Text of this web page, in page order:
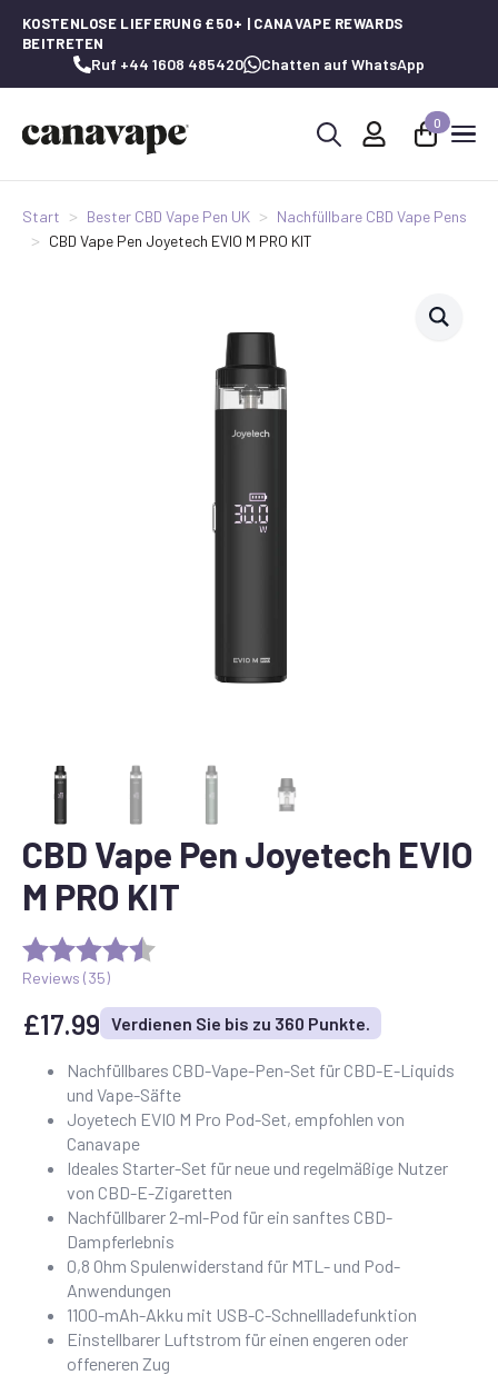
KOSTENLOSE LIEFERUNG £50+ | CANAVAPE REWARDS
BEITRETEN
Ruf +44 1608 485420 Chatten auf WhatsApp
0
Start Bester CBD Vape Pen UK
Nachfüllbare CBD Vape Pens
CBD Vape Pen Joyetech EVIO M PRO KIT
CBD Vape Pen Joyetech EVIO
M PRO KIT
Reviews (35)
£17.99 Verdienen Sie bis zu 360 Punkte.
Nachfüllbares CBD-Vape-Pen-Set für CBD-E-Liquids
und Vape-Säfte
Joyetech EVIO M Pro Pod-Set, empfohlen von
Canavape
Ideales Starter-Set für neue und regelmäßige Nutzer
von CBD-E-Zigaretten
Nachfüllbarer 2-ml-Pod für ein sanftes CBD-
Dampferlebnis
0,8 Ohm Spulenwiderstand für MTL- und Pod-
Anwendungen
1100-mAh-Akku mit USB-C-Schnellladefunktion
Einstellbarer Luftstrom für einen engeren oder
offeneren Zug